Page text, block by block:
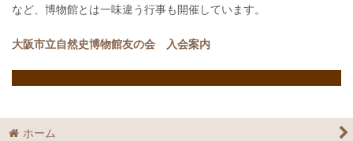
など、博物館とは一味違う行事も開催しています。
大阪市立自然史博物館友の会 入会案内
ホーム